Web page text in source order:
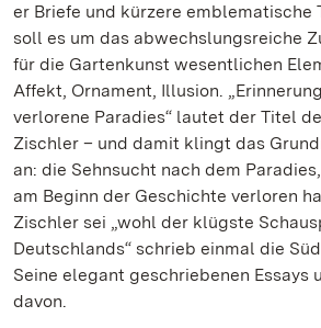
er Briefe und kürzere emblematische
soll es um das abwechslungsreiche
für die Gartenkunst wesentlichen
Affekt, Ornament, Illusion.
verlorene Paradies“ lautet der Titel
Zischler – und damit klingt das
an: die Sehnsucht nach dem
am Beginn der Geschichte verloren
Zischler sei „wohl der klügste
Deutschlands“ schrieb einmal die
Seine elegant geschriebenen Essays
davon.